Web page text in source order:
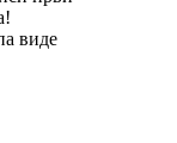
виде